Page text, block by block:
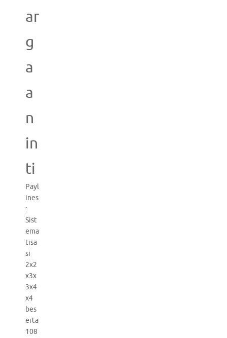
ar
g
a
a
n
in
ti
Payl
ines
:
Sist
ema
tisa
si
2x2
x3x
3x4
x4
bes
erta
108